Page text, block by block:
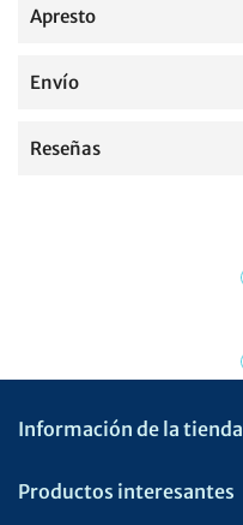
Apresto
Envío
Reseñas
Información de la tienda
Productos interesantes